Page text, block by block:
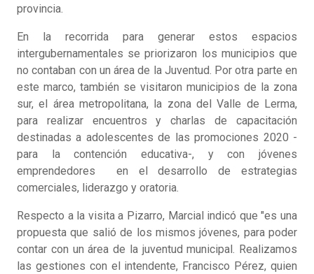
provincia.
En la recorrida para generar estos espacios
intergubernamentales se priorizaron los municipios que
no contaban con un área de la Juventud. Por otra parte en
este marco, también se visitaron municipios de la zona
sur, el área metropolitana, la zona del Valle de Lerma,
para realizar encuentros y charlas de capacitación
destinadas a adolescentes de las promociones 2020 -
para la contención educativa-, y con jóvenes
emprendedores en el desarrollo de estrategias
comerciales, liderazgo y oratoria.
Respecto a la visita a Pizarro, Marcial indicó que "es una
propuesta que salió de los mismos jóvenes, para poder
contar con un área de la juventud municipal. Realizamos
las gestiones con el intendente, Francisco Pérez, quien